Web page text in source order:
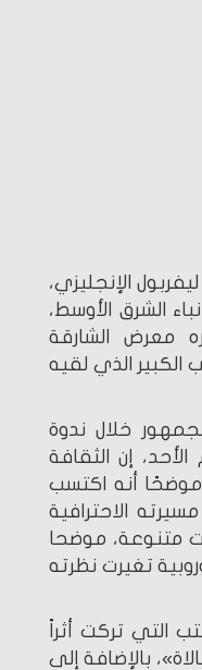
الإنجليزي،
الشرق الأوسط،
معرض الشارقة
وبالترحيب الكبير الذي لقيه
خلال ندوة
إن الثقافة
موضحًا أنه اكتسب
الاحترافية
متنوعة، موضحا
تغيرت نظرته
التي تركت أثراً
بالإضافة إلى